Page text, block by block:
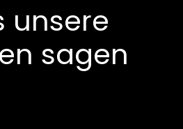
unsere
sagen